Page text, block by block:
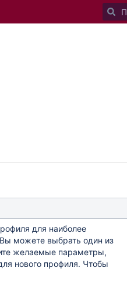
для наиболее
можете выбрать один из
желаемые параметры,
нового профиля. Чтобы